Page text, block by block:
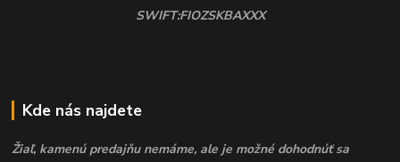
SWIFT:FIOZSKBAXXX
Kde nás najdete
Žiaľ, kamenú predajňu nemáme, ale je možné dohodnúť sa